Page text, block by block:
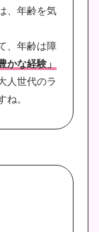
、年齢を気
、年齢は障
かな経験」
人世代のラ
。